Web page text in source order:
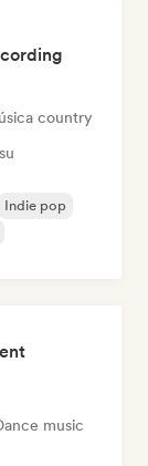
country
Indie pop
music